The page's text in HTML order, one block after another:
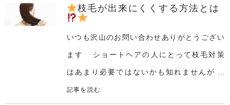
枝毛が出来にくくする方法とは
いつも沢山のお問い合わせありがとうござい
ます ショートヘアの人にとって枝毛対策
はあまり必要ではないかも知れませんが
記事を読む